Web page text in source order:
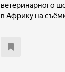
ветеринарного
в Африку на
они наконец-то